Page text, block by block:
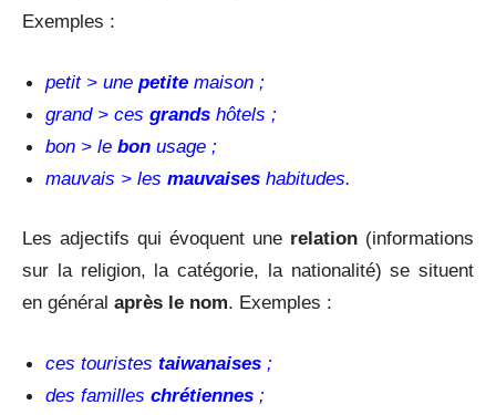
Exemples :
petit > unepetite maison ;
grand > cesgrands hôtels ;
bon > lebon usage ;
mauvais > lesmauvaises habitudes.
Les adjectifs qui évoquent une relation (informations
sur la religion, la catégorie, la nationalité) se situent
en général après le nom. Exemples :
ces touristestaiwanaises ;
des familleschrétiennes ;